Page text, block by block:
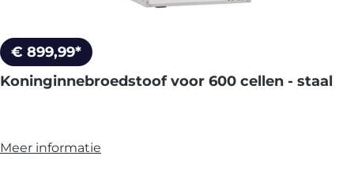
€ 899,99*
Koninginnebroedstoof voor 600 cellen - staal
Meer informatie